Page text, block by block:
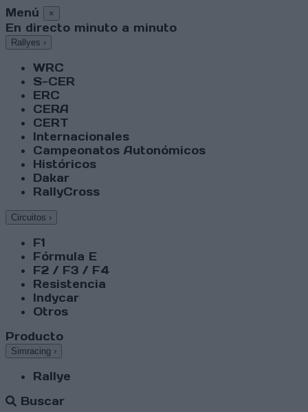
Menú ×
En directo minuto a minuto
Rallyes ›
WRC
S-CER
ERC
CERA
CERT
Internacionales
Campeonatos Autonómicos
Históricos
Dakar
RallyCross
Circuitos ›
F1
Fórmula E
F2 / F3 / F4
Resistencia
Indycar
Otros
Producto
Simracing ›
Rallye
Buscar